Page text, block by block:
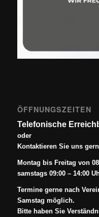
ÖFFNUNGSZEITEN
Telefonische
oder
Kontaktieren Sie uns
Montag bis Freitag von
samstags 09:00 – 14:00
Termine gerne nach
Samstag möglich.
Bitte haben Sie